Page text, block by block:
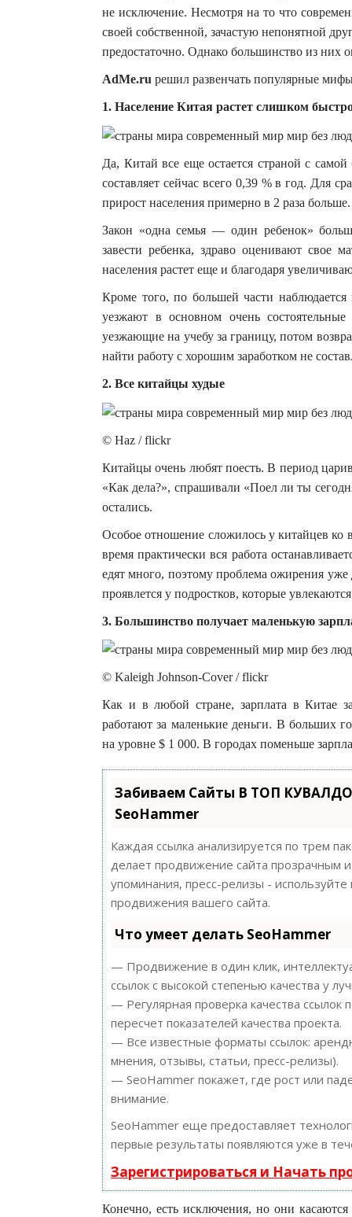
не исключение. Несмотря на то что
своей собственной, зачастую непонятной
предостаточно. Однако большинство из
AdMe.ru решил развенчать популярные
1. Население Китая растет слишком
Да, Китай все еще остается страной с
составляет сейчас всего 0,39 % в год.
прирост населения примерно в 2 раза больше.
Закон «одна семья — один ребенок»
завести ребенка, здраво оценивают свое
населения растет еще и благодаря
Кроме того, по большей части
уезжают в основном очень
уезжающие на учебу за границу, потом
найти работу с хорошим заработком не
2. Все китайцы худые
© Haz / flickr
Китайцы очень любят поесть. В период
«Как дела?», спрашивали «Поел ли ты
остались.
Особое отношение сложилось у китайцев
время практически вся работа
едят много, поэтому проблема ожирения
проявлется у подростков, которые
3. Большинство получает маленькую
© Kaleigh Johnson-Cover / flickr
Как и в любой стране, зарплата в Китае
работают за маленькие деньги. В больших
на уровне $ 1 000. В городах поменьше
Забиваем Сайты В ТОП
SeoHammer
Каждая ссылка анализируется по трем
делает продвижение сайта прозрачным
упоминания, пресс-релизы -
продвижения вашего сайта.
Что умеет делать SeoHammer
— Продвижение в один клик,
ссылок с высокой степенью качества у
— Регулярная проверка качества
пересчет показателей качества проекта.
— Все известные форматы ссылок:
мнения, отзывы, статьи, пресс-релизы).
— SeoHammer покажет, где рост или
внимание.
SeoHammer еще предоставляет
первые результаты появляются уже в
Зарегистрироваться и Начать
Конечно, есть исключения, но они